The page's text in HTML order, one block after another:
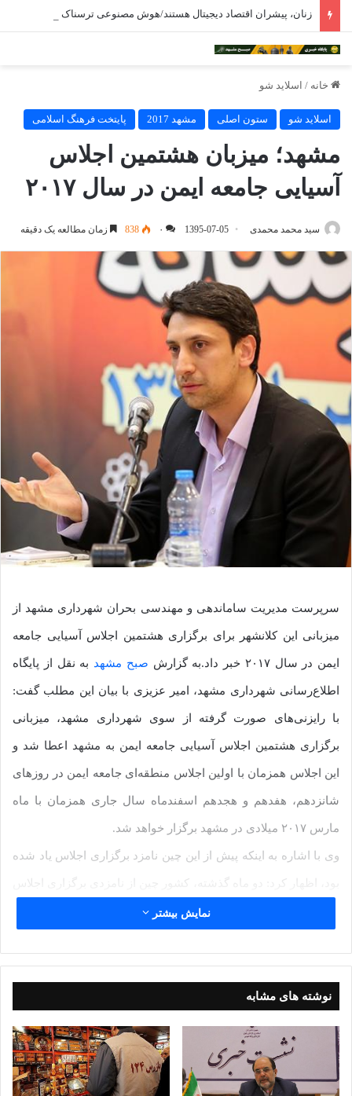
زنان، پیشران اقتصاد دیجیتال هستند/هوش مصنوعی ترسناک نیست
خانه / اسلاید شو
اسلاید شو ستون اصلی مشهد 2017 پایتخت فرهنگ اسلامی
مشهد؛ میزبان هشتمین اجلاس
آسیایی جامعه ایمن در سال ۲۰۱۷
سید محمد محمدی 1395-07-05 ۰ 838 زمان مطالعه یک دقیقه
سرپرست مدیریت ساماندهی و مهندسی بحران‌ شهرداری مشهد از
میزبانی این کلانشهر برای برگزاری هشتمین اجلاس آسیایی جامعه
ایمن در سال ۲۰۱۷ خبر داد. به گزارش صبح مشهد به نقل از پایگاه
اطلاع‌رسانی شهرداری مشهد، امیر عزیزی با بیان این مطلب گفت:
با رایزنی‌های صورت گرفته از سوی شهرداری مشهد، میزبانی
برگزاری هشتمین اجلاس آسیایی جامعه ایمن به مشهد اعطا شد و
این اجلاس همزمان با اولین اجلاس منطقه‌ای جامعه ایمن در روزهای
شانزدهم، هفدهم و هجدهم اسفندماه سال جاری همزمان با ماه
مارس ۲۰۱۷ میلادی در مشهد برگزار خواهد شد.
وی با اشاره به اینکه پیش از این چین نامزد برگزاری اجلاس یاد شده
بود، اظهار کرد: دو ماه گذشته، کشور چین از نامزدی برگزاری اجلاس
انصراف داد و بر اساس مکاتبات و رایزنی‌های صورت گرفته، میزبانی
مشهد مقدس اعطا شد.
سرپرست مدیریت ساماندهی و مهندسی بحران‌ شهرداری مشهد با
برگزار شد، افزود: هدف از برگزاری این اجلاس در مشهد، جذب
مخاطبان بین‌المللی از شهرها و کشورهای آسیایی است تا در سطح
نمایش بیشتر
نوشته های مشابه